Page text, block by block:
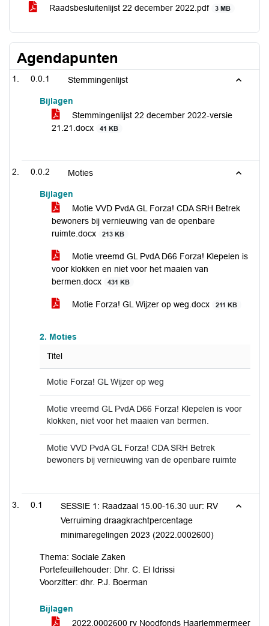
Raadsbesluitenlijst 22 december 2022.pdf
3 MB
Agendapunten
0.0.1 Stemmingenlijst
Bijlagen
Stemmingenlijst 22 december 2022-versie
21.21.docx
41 KB
0.0.2 Moties
Bijlagen
Motie VVD PvdA GL Forza! CDA SRH Betrek
bewoners bij vernieuwing van de openbare
ruimte.docx
213 KB
Motie vreemd GL PvdA D66 Forza! Klepelen is
voor klokken en niet voor het maaien van
bermen.docx
431 KB
Motie Forza! GL Wijzer op weg.docx 211 KB
2. Moties
Titel
Motie Forza! GL Wijzer op weg
Motie vreemd GL PvdA D66 Forza! Klepelen is voor
klokken, niet voor het maaien van bermen.
Motie VVD PvdA GL Forza! CDA SRH Betrek
bewoners bij vernieuwing van de openbare ruimte
0.1
SESSIE 1: Raadzaal 15.00-16.30 uur: RV
Verruiming draagkrachtpercentage
minimaregelingen 2023 (2022.0002600)
Thema: Sociale Zaken
Portefeuillehouder: Dhr. C. El Idrissi
Voorzitter: dhr. P.J. Boerman
Bijlagen
2022.0002600 rv Noodfonds Haarlemmermeer